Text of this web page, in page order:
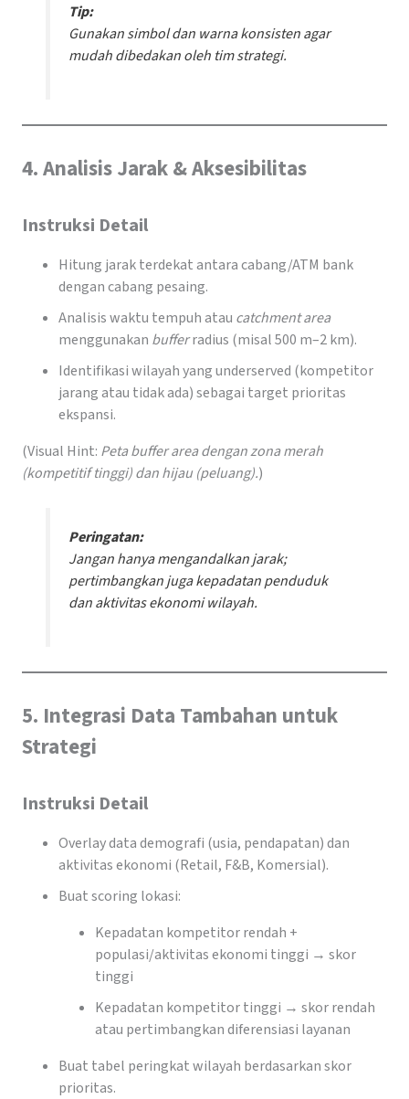
Tip:
Gunakan simbol dan warna konsisten agar
mudah dibedakan oleh tim strategi.
4. Analisis Jarak & Aksesibilitas
Instruksi Detail
Hitung jarak terdekat antara cabang/ATM bank
dengan cabang pesaing.
Analisis waktu tempuh atau catchment area
menggunakan bufferradius (misal 500 m–2 km).
Identifikasi wilayah yang underserved (kompetitor
jarang atau tidak ada) sebagai target prioritas
ekspansi.
(Visual Hint: Peta buffer area dengan zona merah
(kompetitif tinggi) dan hijau (peluang).)
Peringatan:
Jangan hanya mengandalkan jarak;
pertimbangkan juga kepadatan penduduk
dan aktivitas ekonomi wilayah.
5. Integrasi Data Tambahan untuk
Strategi
Instruksi Detail
Overlay data demografi (usia, pendapatan) dan
aktivitas ekonomi (Retail, F&B, Komersial).
Buat scoring lokasi:
Kepadatan kompetitor rendah +
populasi/aktivitas ekonomi tinggi → skor
tinggi
Kepadatan kompetitor tinggi → skor rendah
atau pertimbangkan diferensiasi layanan
Buat tabel peringkat wilayah berdasarkan skor
prioritas.